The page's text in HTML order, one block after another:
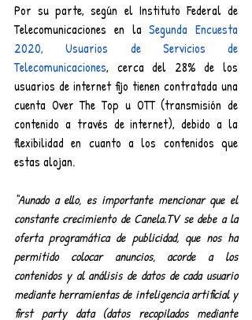
Por su parte, según el Instituto Federal de
Telecomunicaciones en la Segunda Encuesta
2020, Usuarios de Servicios de
Telecomunicaciones, cerca del 28% de los
usuarios de internet fijo tienen contratada una
cuenta Over The Top u OTT (transmisión de
contenido a través de internet), debido a la
flexibilidad en cuanto a los contenidos que
estas alojan.
“Aunado a ello, es importante mencionar que el
constante crecimiento de Canela.TV se debe a la
oferta programática de publicidad, que nos ha
permitido colocar anuncios, acorde a los
contenidos y al análisis de datos de cada usuario
mediante herramientas de inteligencia artificial y
first party data (datos recopilados mediante